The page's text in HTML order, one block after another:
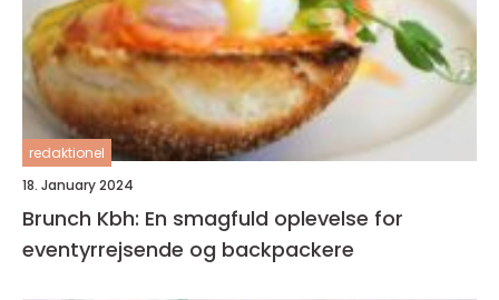
redaktionel
18. January 2024
Brunch Kbh: En smagfuld oplevelse for
eventyrrejsende og backpackere